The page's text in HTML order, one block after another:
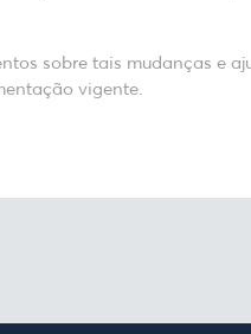
sobre tais mudanças e
vigente.